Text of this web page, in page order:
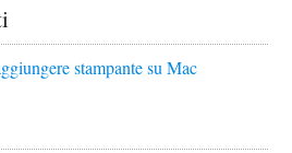
stampante su Mac